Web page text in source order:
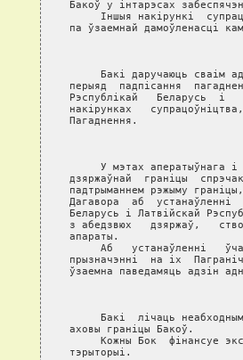
Бакоў у iнтарэсах
Iншыя накiрункi
па ўзаемнай дамоўленасцi
Бакi даручаюць сваiм
перыяд  падпiсання
Рэспублiкай   Беларусь  i
накiрунках
Пагаднення.
У мэтах аператыўнага
дзяржаўнай  гранiцы
падтрыманнем рэжыму
Дагавора  аб  устанаўленнi
Беларусь i Латвiйскай
з абедзвюх   дзяржаў,
апараты.
Аб   устанаўленнi
прызначэннi  на iх
ўзаемна паведамяць адзiн
Бакi  лiчаць
аховы гранiцы Бакоў.
Кожны Бок  фiнансуе
тэрыторыi.